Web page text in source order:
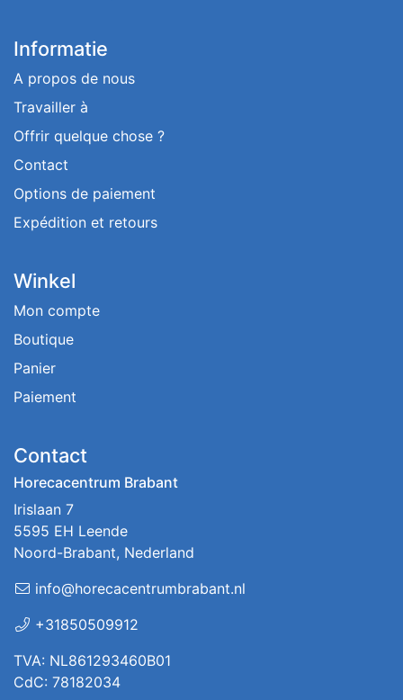
Informatie
A propos de nous
Travailler à
Offrir quelque chose ?
Contact
Options de paiement
Expédition et retours
Winkel
Mon compte
Boutique
Panier
Paiement
Contact
Horecacentrum Brabant
Irislaan 7
5595 EH Leende
Noord-Brabant, Nederland
info@horecacentrumbrabant.nl
+31850509912
TVA: NL861293460B01
CdC: 78182034